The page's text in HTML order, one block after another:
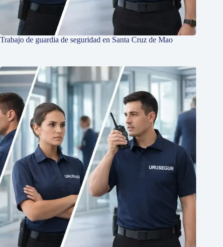
Trabajo de guardia de seguridad en Santa Cruz de Mao